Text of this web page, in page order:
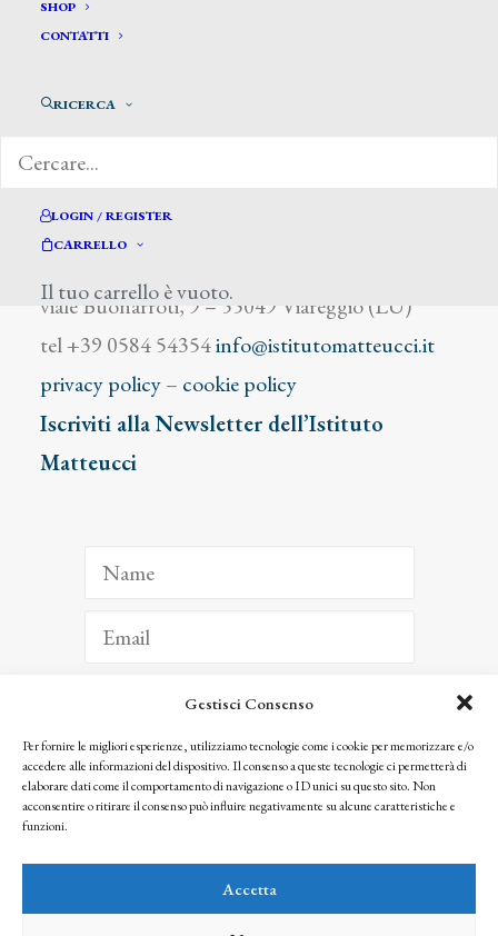
Gestisci Consenso
Per fornire le migliori esperienze, utilizziamo tecnologie come i cookie per memorizzare e/o
accedere alle informazioni del dispositivo. Il consenso a queste tecnologie ci permetterà di
elaborare dati come il comportamento di navigazione o ID unici su questo sito. Non
acconsentire o ritirare il consenso può influire negativamente su alcune caratteristiche e
funzioni.
Accetta
SHOP
CONTATTI
RICERCA
LOGIN / REGISTER
CARRELLO
Il tuo carrello è vuoto.
viale Buonarroti, 9 – 55049 Viareggio (LU)
tel +39 0584 54354info@istitutomatteucci.it
privacy policy– cookie policy
Iscriviti alla Newsletter dell’Istituto
Matteucci
ISCRIVITI
Facendo clic per iscriverti, riconosci che le tue informazioni saranno trattate
seguendo la nostra Privacy Policy
© 2025 Istituto Matteucci. All right reserved
l’autorizzazione scritta dei proprietari dei diritti e dell’Istituto Matteucci